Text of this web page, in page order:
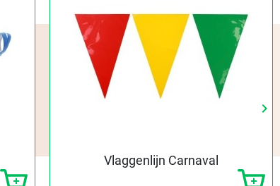
keyboard_arrow_right
Vlaggenlijn Carnaval